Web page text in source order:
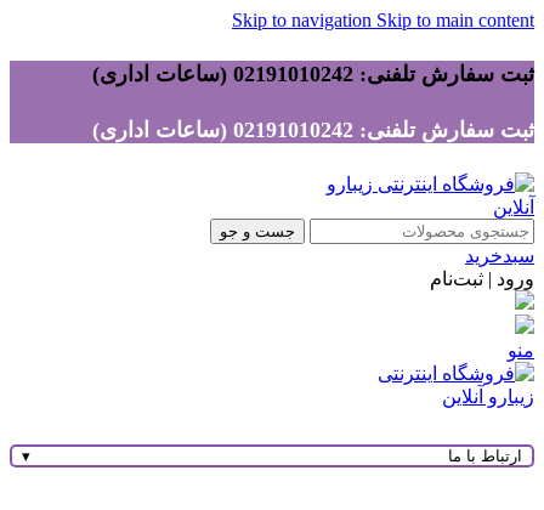
Skip to navigation Skip to main content
ثبت سفارش تلفنی: 02191010242 (ساعات اداری)
ثبت سفارش تلفنی: 02191010242 (ساعات اداری)
جست و جو
سبدخرید
ورود | ثبت‌نام
منو
ارتباط با ما ▾